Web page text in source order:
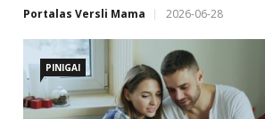
Portalas Versli Mama 2026-06-28
PINIGAI